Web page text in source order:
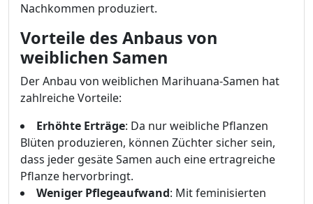
Nachkommen produziert.
Vorteile des Anbaus von
weiblichen Samen
Der Anbau von weiblichen Marihuana-Samen hat
zahlreiche Vorteile:
Erhöhte Erträge: Da nur weibliche Pflanzen
Blüten produzieren, können Züchter sicher sein,
dass jeder gesäte Samen auch eine ertragreiche
Pflanze hervorbringt.
Weniger Pflegeaufwand: Mit feminisierten